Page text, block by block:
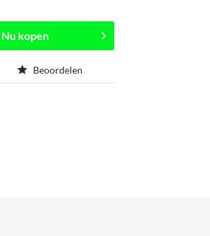
Nu kopen
Beoordelen